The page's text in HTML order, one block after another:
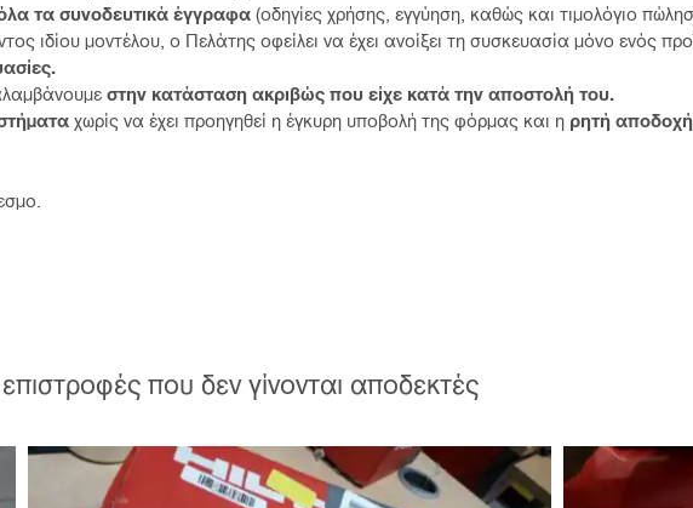
τα συνοδευτικά έγγραφα (οδηγίες χρήσης, εγγύηση, καθώς και τιμολόγιο
ιδίου μοντέλου, ο Πελάτης οφείλει να έχει ανοίξει τη συσκευασία μόνο ενός
στην κατάσταση ακριβώς που είχε κατά την αποστολή του.
χωρίς να έχει προηγηθεί η έγκυρη υποβολή της φόρμας και η ρητή αποδοχή
που δεν γίνονται αποδεκτές